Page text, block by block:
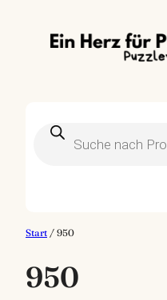
Products
search
Start / 950
950